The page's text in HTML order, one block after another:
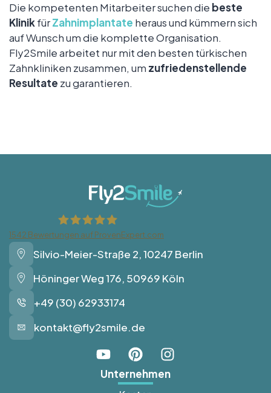
Die kompetenten Mitarbeiter suchen die beste
KlinikfürZahnimplantate heraus und kümmern sich
auf Wunsch um die komplette Organisation.
Fly2Smile arbeitet nur mit den besten türkischen
Zahnkliniken zusammen, um zufriedenstellende
Resultate zu garantieren.
Fly2Smile
1542 Bewertungen auf ProvenExpert.com
Silvio-Meier-Straße 2, 10247 Berlin
Höninger Weg 176, 50969 Köln
+49 (30) 62933174
kontakt@fly2smile.de
Unternehmen